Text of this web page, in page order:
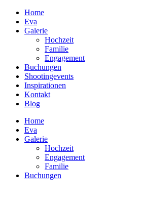
Home
Eva
Galerie
Hochzeit
Familie
Engagement
Buchungen
Shootingevents
Inspirationen
Kontakt
Blog
Home
Eva
Galerie
Hochzeit
Engagement
Familie
Buchungen